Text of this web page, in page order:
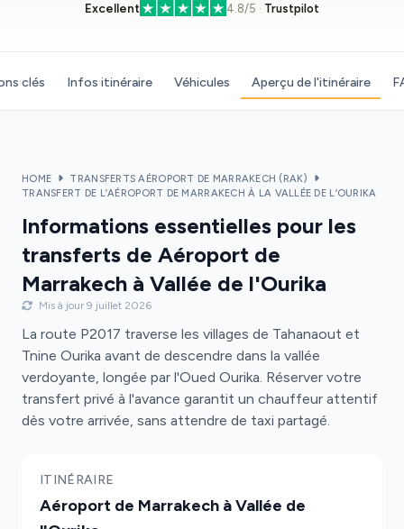
Excellent 4.8/5 · Trustpilot
clés Infos itinéraire Véhicules Aperçu de l'itinéraire
HOME
TRANSFERTS AÉROPORT DE MARRAKECH (RAK)
TRANSFERT DE L’AÉROPORT DE MARRAKECH À LA VALLÉE DE L’OURIKA
Informations essentielles pour les
transferts de Aéroport de
Marrakech à Vallée de l'Ourika
Mis à jour 9 juillet 2026
La route P2017 traverse les villages de Tahanaout et
Tnine Ourika avant de descendre dans la vallée
verdoyante, longée par l'Oued Ourika. Réserver votre
transfert privé à l'avance garantit un chauffeur attentif
dès votre arrivée, sans attendre de taxi partagé.
ITINÉRAIRE
Aéroport de Marrakech à Vallée de